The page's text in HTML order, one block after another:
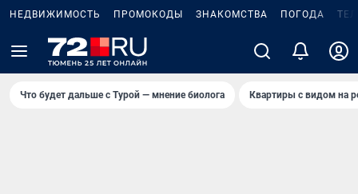
НЕДВИЖИМОСТЬ ПРОМОКОДЫ ЗНАКОМСТВА ПОГОДА
Что будет дальше с Турой — мнение биолога Квартиры с видом на